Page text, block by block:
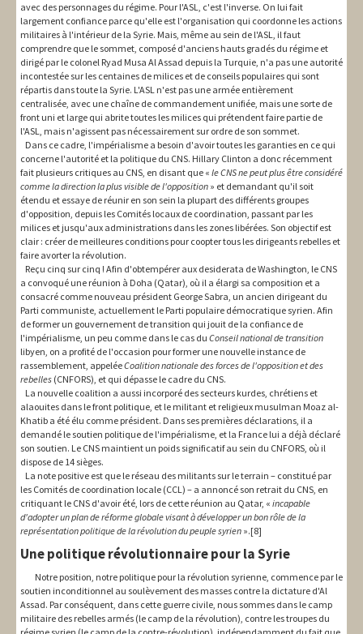
avec des personnages du régime. Pour l'ASL, c'est l'inverse. On lui fait
largement confiance parce qu'elle est l'organisation qui coordonne les actions
militaires à l'intérieur de la Syrie. Mais, même au sein de l'ASL, il faut
comprendre que le sommet, composé d'anciens hauts gradés du régime et
dirigé par le colonel Ryad Musa Al Assad depuis la Turquie, n'a pas une autorité
incontestée sur les centaines de milices et de conseils populaires qui sont
répartis dans toute la Syrie. L'ASL n'est pas une armée entièrement
centralisée, avec une chaîne de commandement unifiée, mais une sorte de
front uni et large qui abrite toutes les milices qui prétendent faire partie de
l'ASL, mais n'agissent pas nécessairement sur ordre de son sommet.
Dans ce cadre, l'impérialisme a besoin d'avoir toutes les garanties en ce qui
concerne l'autorité et la politique du CNS. Hillary Clinton a donc récemment
fait plusieurs critiques au CNS, en disant que « le CNS ne peut plus être considéré
comme la direction la plus visible de l'opposition » et demandant qu'il soit
étendu et essaye de réunir en son sein la plupart des différents groupes
d'opposition, depuis les Comités locaux de coordination, passant par les
milices et jusqu'aux administrations dans les zones libérées. Son objectif est
clair : créer de meilleures conditions pour coopter tous les dirigeants rebelles et
faire avorter la révolution.
Reçu cinq sur cinq ! Afin d'obtempérer aux desiderata de Washington, le CNS
a convoqué une réunion à Doha (Qatar), où il a élargi sa composition et a
consacré comme nouveau président George Sabra, un ancien dirigeant du
Parti communiste, actuellement le Parti populaire démocratique syrien. Afin
de former un gouvernement de transition qui jouit de la confiance de
l'impérialisme, un peu comme dans le cas du Conseil national de transition
libyen, on a profité de l'occasion pour former une nouvelle instance de
rassemblement, appeléeCoalition nationale des forces de l'opposition et des
rebelles (CNFORS), et qui dépasse le cadre du CNS.
La nouvelle coalition a aussi incorporé des secteurs kurdes, chrétiens et
alaouites dans le front politique, et le militant et religieux musulman Moaz al-
Khatib a été élu comme président. Dans ses premières déclarations, il a
demandé le soutien politique de l'impérialisme, et la France lui a déjà déclaré
son soutien. Le CNS maintient un poids significatif au sein du CNFORS, où il
dispose de 14 sièges.
La note positive est que le réseau des militants sur le terrain – constitué par
les Comités de coordination locale (CCL) – a annoncé son retrait du CNS, en
critiquant le CNS d'avoir été, lors de cette réunion au Qatar, « incapable
d'adopter un plan de réforme globale visant à développer un bon rôle de la
représentation politique de la révolution du peuple syrien ».[8]
Une politique révolutionnaire pour la Syrie
Notre position, notre politique pour la révolution syrienne, commence par le
soutien inconditionnel au soulèvement des masses contre la dictature d'Al
Assad. Par conséquent, dans cette guerre civile, nous sommes dans le camp
militaire des rebelles armés (le camp de la révolution), contre les troupes du